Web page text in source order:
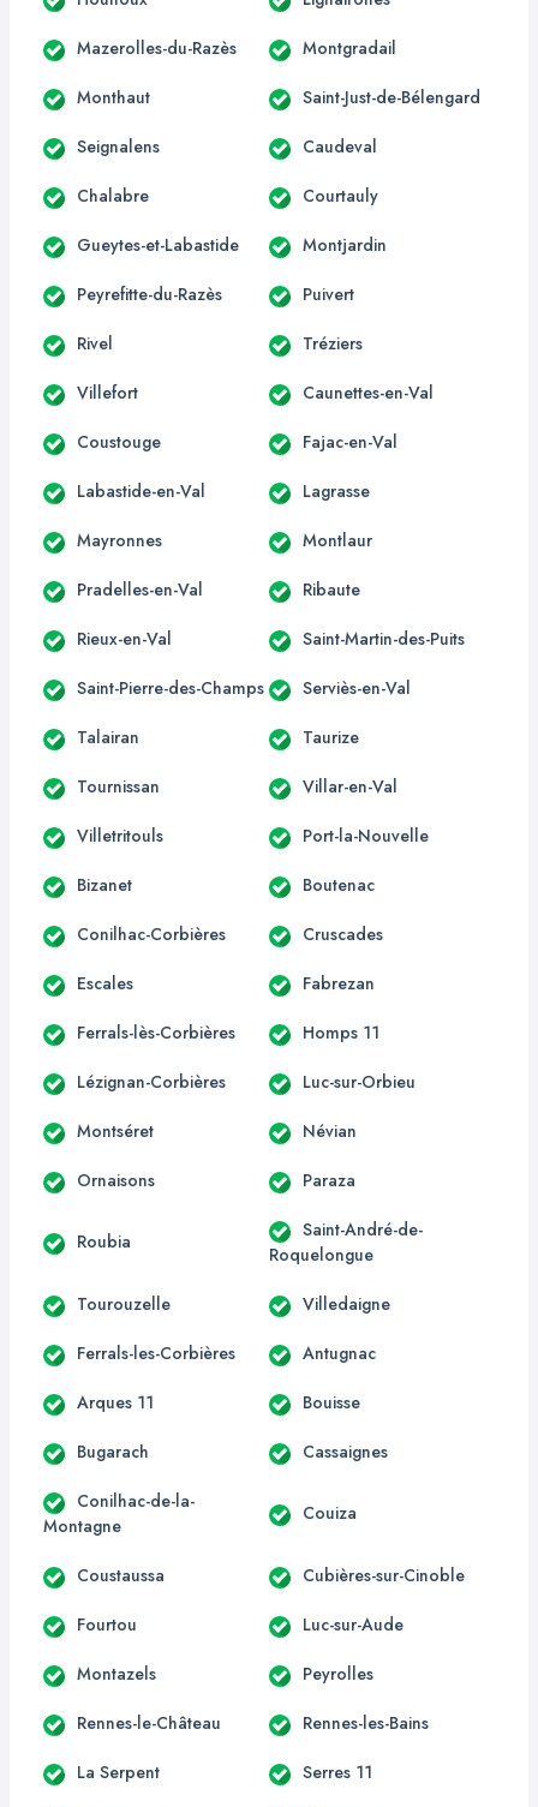
Mazerolles-du-Razès Montgradail
Monthaut Saint-Just-de-Bélengard
Seignalens Caudeval
Chalabre Courtauly
Gueytes-et-Labastide Montjardin
Peyrefitte-du-Razès Puivert
Rivel Tréziers
Villefort Caunettes-en-Val
Coustouge Fajac-en-Val
Labastide-en-Val Lagrasse
Mayronnes Montlaur
Pradelles-en-Val Ribaute
Rieux-en-Val Saint-Martin-des-Puits
Saint-Pierre-des-Champs Serviès-en-Val
Talairan Taurize
Tournissan Villar-en-Val
Villetritouls Port-la-Nouvelle
Bizanet Boutenac
Conilhac-Corbières Cruscades
Escales Fabrezan
Ferrals-lès-Corbières Homps 11
Lézignan-Corbières Luc-sur-Orbieu
Montséret Névian
Ornaisons Paraza
Roubia
Saint-André-de-
Roquelongue
Tourouzelle Villedaigne
Ferrals-les-Corbières Antugnac
Arques 11 Bouisse
Bugarach Cassaignes
Conilhac-de-la-
Montagne
Couiza
Coustaussa Cubières-sur-Cinoble
Fourtou Luc-sur-Aude
Montazels Peyrolles
Rennes-le-Château Rennes-les-Bains
La Serpent Serres 11